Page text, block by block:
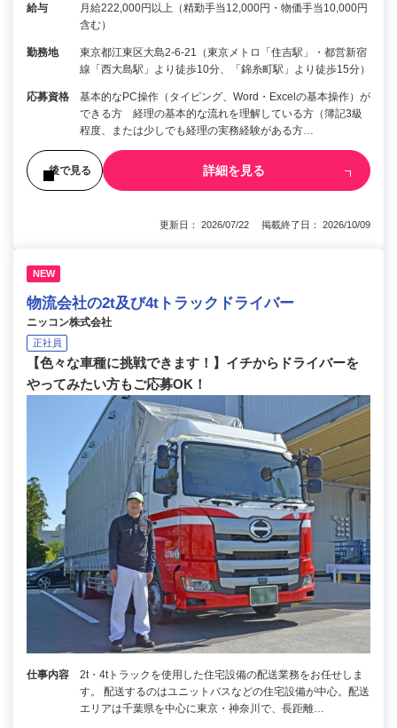
給与
月給222,000円以上（精勤手当12,000円・物価手当10,000円
含む）
勤務地
東京都江東区大島2-6-21（東京メトロ「住吉駅」・都営新宿
線「西大島駅」より徒歩10分、「錦糸町駅」より徒歩15分）
応募資格
基本的なPC操作（タイピング、Word・Excelの基本操作）が
できる方 経理の基本的な流れを理解している方（簿記3級
程度、または少しでも経理の実務経験がある方…
後で見る 詳細を見る
更新日： 2026/07/22 掲載終了日： 2026/10/09
NEW
物流会社の2t及び4tトラックドライバー
ニッコン株式会社
正社員
【色々な車種に挑戦できます！】イチからドライバーを
やってみたい方もご応募OK！
仕事内容
2t・4tトラックを使用した住宅設備の配送業務をお任せしま
す。 配送するのはユニットバスなどの住宅設備が中心。配送
エリアは千葉県を中心に東京・神奈川で、長距離…